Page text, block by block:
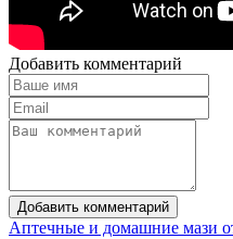
Добавить комментарий
Добавить комментарий
Аптечные и домашние мази